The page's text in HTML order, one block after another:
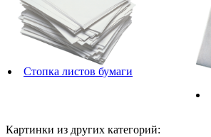
Стопка листов бумаги
Картинки из других категорий: